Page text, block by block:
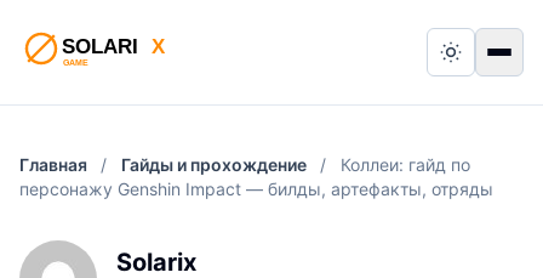
Switch to
Главная / Гайды и прохождение /
Коллеи: гайд по
персонажу Genshin Impact — билды, артефакты, отряды
Solarix